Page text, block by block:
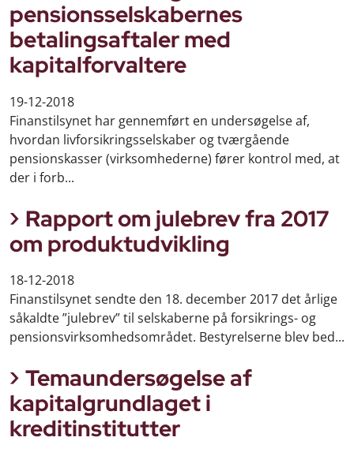
pensionsselskabernes
betalingsaftaler med
kapitalforvaltere
19-12-2018
Finanstilsynet har gennemført en undersøgelse af,
hvordan livforsikringsselskaber og tværgående
pensionskasser (virksomhederne) fører kontrol med, at
der i forb...
Rapport om julebrev fra 2017
om produktudvikling
18-12-2018
Finanstilsynet sendte den 18. december 2017 det årlige
såkaldte ”julebrev” til selskaberne på forsikrings- og
pensionsvirksomhedsområdet. Bestyrelserne blev bed...
Temaundersøgelse af
kapitalgrundlaget i
kreditinstitutter